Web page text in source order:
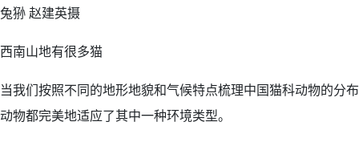
兔狲 赵建英摄
西南山地有很多猫
当我们按照不同的地形地貌和气候特点梳理中国猫科动物的分
动物都完美地适应了其中一种环境类型。